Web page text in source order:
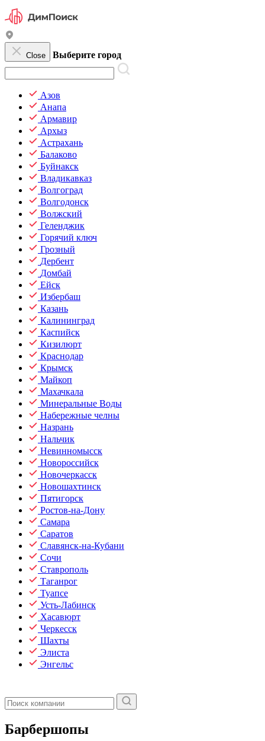
Close Выберите город
Азов
Анапа
Армавир
Архыз
Астрахань
Балаково
Буйнакск
Владикавказ
Волгоград
Волгодонск
Волжский
Геленджик
Горячий ключ
Грозный
Дербент
Домбай
Ейск
Избербаш
Казань
Калининград
Каспийск
Кизилюрт
Краснодар
Крымск
Майкоп
Махачкала
Минеральные Воды
Набережные челны
Назрань
Нальчик
Невинномысск
Новороссийск
Новочеркасск
Новошахтинск
Пятигорск
Ростов-на-Дону
Самара
Саратов
Славянск-на-Кубани
Сочи
Ставрополь
Таганрог
Туапсе
Усть-Лабинск
Хасавюрт
Черкесск
Шахты
Элиста
Энгельс
Барбершопы